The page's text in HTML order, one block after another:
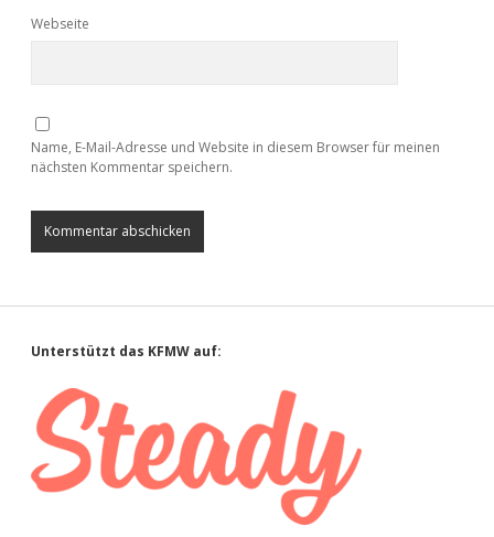
Webseite
Name, E-Mail-Adresse und Website in diesem Browser für meinen
nächsten Kommentar speichern.
Sidebar
Unterstützt das KFMW auf: